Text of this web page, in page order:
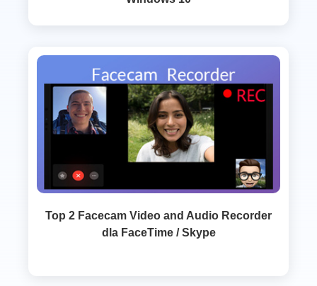
Top 2 Facecam Video and Audio Recorder
dla FaceTime / Skype